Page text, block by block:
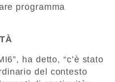
programma
ha detto, “c’è stato
del contesto